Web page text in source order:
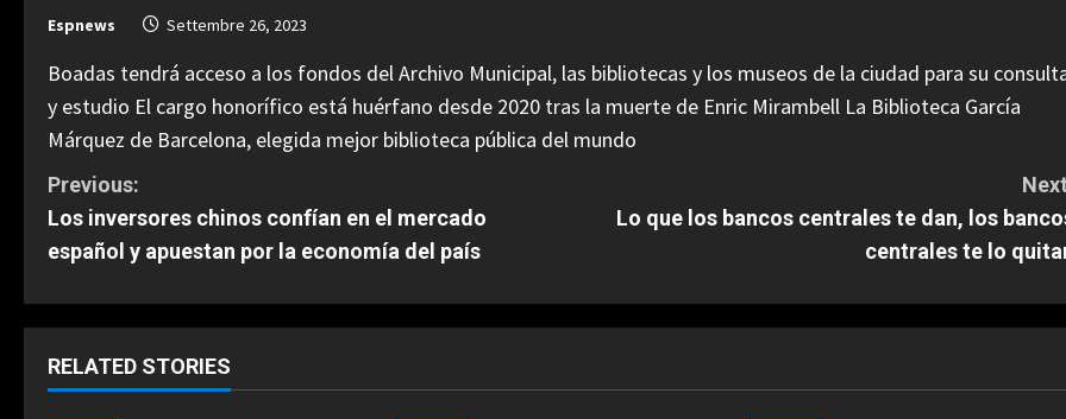
Espnews Settembre 26, 2023
Boadas tendrá acceso a los fondos del Archivo Municipal, las bibliotecas y los museos de la ciudad para su
y estudio El cargo honorífico está huérfano desde 2020 tras la muerte de Enric Mirambell La Biblioteca García
Márquez de Barcelona, elegida mejor biblioteca pública del mundo
C
o
t
i
Previous:
Los inversores chinos confían en el mercado
español y apuestan por la economía del país
Lo que los bancos centrales te dan, los
centrales te lo
RELATED STORIES